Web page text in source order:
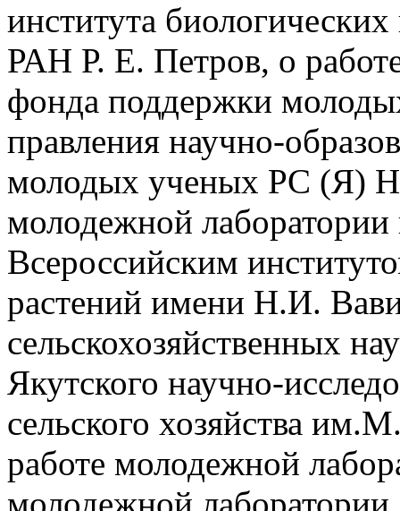
института
РАН Р. Е. Петров, о
фонда поддержки
правления научно-
молодых ученых РС (Я)
молодежной лаборатории
Всероссийским
растений имени Н.И.
сельскохозяйственных
Якутского научно-
сельского хозяйства
работе молодежной